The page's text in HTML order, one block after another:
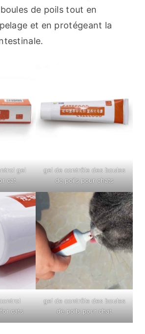
de poils tout en
et en protégeant la
gel
cat
gel de contrôle des boules
de poils pour chats
cats
gel de contrôle des boules
de poils pour chat